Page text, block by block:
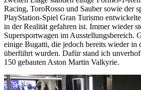
Racing, ToroRosso und Sauber sowie der
PlayStation-Spiel Gran Turismo
in der Realität gefahren ist. Immer wieder
Supersportwagen im Ausstellungsbereich.
einige Bugatti, die jedoch bereits wieder in
überführt wurden. Dafür stand ich
150 gebauten Aston Martin Valkyrie.